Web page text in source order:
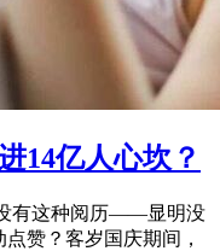
14亿人心坎？
有这种阅历——显明没
赞？客岁国庆期间，